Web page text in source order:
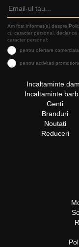
Am fost informat(a) despre
cu caracter personal, declar
caracter personal:
pentru ofertare comerciala
pentru activitati
Incaltaminte
Incaltaminte
Genti
Branduri
Noutati
Reduceri